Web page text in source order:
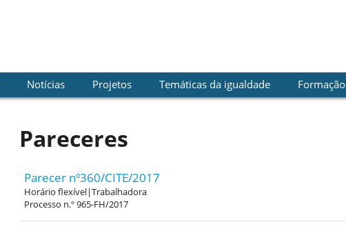
Notícias Projetos Temáticas da igualdade Formação
Pareceres
Parecer nº360/CITE/2017
Horário flexível|Trabalhadora
Processo n.º 965-FH/2017